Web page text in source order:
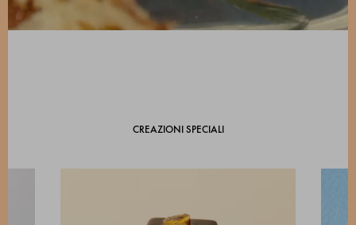
CREAZIONI SPECIALI